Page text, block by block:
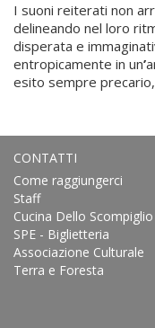
I suoni reiterati non
delineando nel loro
disperata e
entropicamente in un’
esito sempre
CONTATTI
Come raggiungerci
Staff
Cucina Dello Scompiglio
SPE - Biglietteria
Associazione Culturale
Terra e Foresta